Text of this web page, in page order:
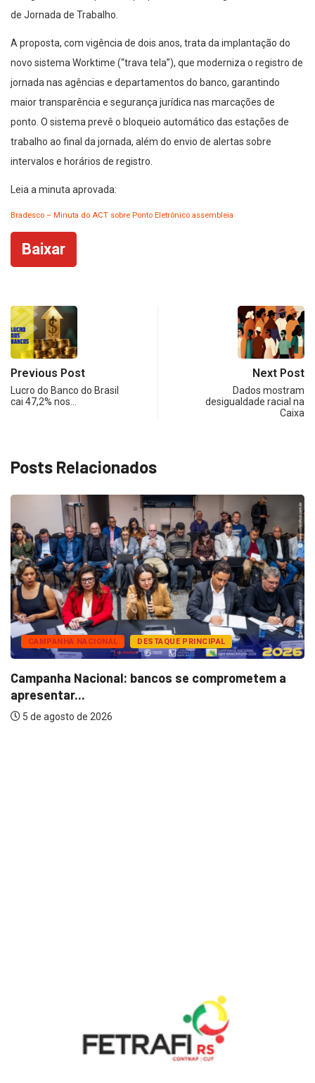
de Jornada de Trabalho.
A proposta, com vigência de dois anos, trata da implantação do
novo sistema Worktime (“trava tela”), que moderniza o registro de
jornada nas agências e departamentos do banco, garantindo
maior transparência e segurança jurídica nas marcações de
ponto. O sistema prevê o bloqueio automático das estações de
trabalho ao final da jornada, além do envio de alertas sobre
intervalos e horários de registro.
Leia a minuta aprovada:
Bradesco – Minuta do ACT sobre Ponto Eletrônico assembleia
Baixar
Previous Post
Lucro do Banco do Brasil
cai 47,2% nos…
Next Post
Dados mostram
desigualdade racial na
Caixa
Posts Relacionados
CAMPANHA NACIONAL DESTAQUE PRINCIPAL
Campanha Nacional: bancos se comprometem a
apresentar...
5 de agosto de 2026